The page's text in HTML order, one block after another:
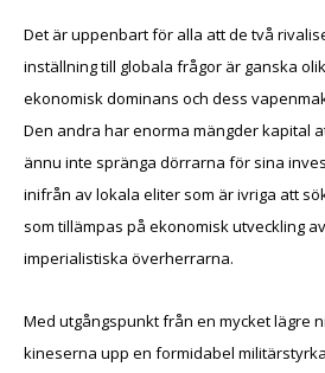
Det är uppenbart för alla att de två
inställning till globala frågor är ganska
ekonomisk dominans och dess
Den andra har enorma mängder kapital
ännu inte spränga dörrarna för sina
inifrån av lokala eliter som är ivriga att
som tillämpas på ekonomisk utveckling
imperialistiska överherrarna.
Med utgångspunkt från en mycket lägre
kineserna upp en formidabel